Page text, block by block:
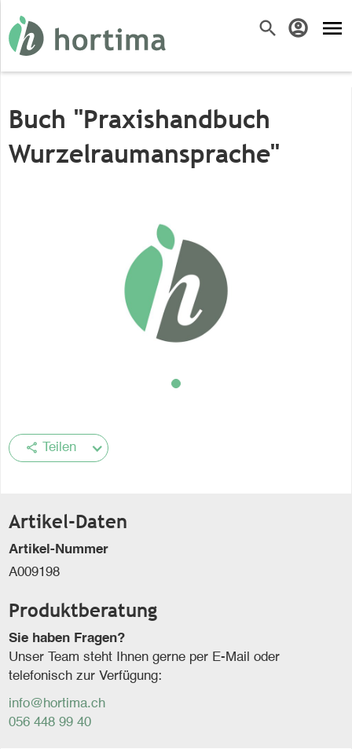
search account_circle menu
Buch "Praxishandbuch
Wurzelraumansprache"
share Teilen
Artikel-Daten
Artikel-Nummer
A009198
Produktberatung
Sie haben Fragen?
Unser Team steht Ihnen gerne per E-Mail oder
telefonisch zur Verfügung:
info@hortima.ch
056 448 99 40